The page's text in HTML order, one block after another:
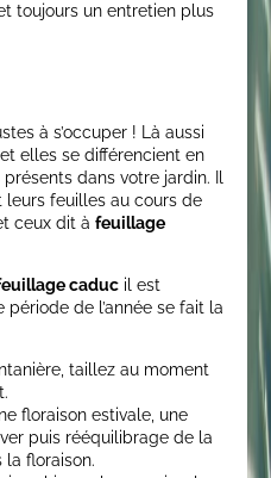
toujours un entretien plus
à s’occuper ! Là aussi
elles se différencient en
dans votre jardin. Il
leurs feuilles au cours de
ceux dit à feuillage
caduc il est
de l’année se fait la
taillez au moment
floraison estivale, une
puis rééquilibrage de la
floraison.